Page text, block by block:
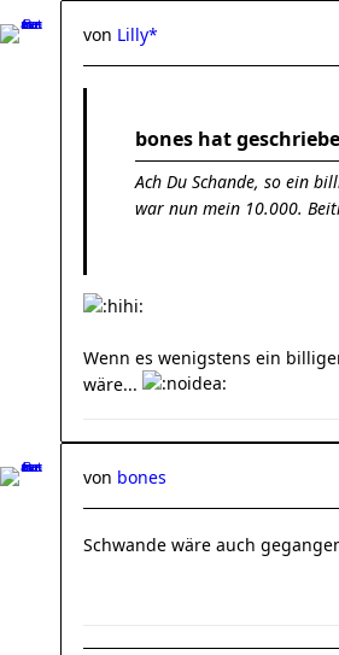
von Lilly*
bones hat
Ach Du Schande, so ein
war nun mein 10.000.
Wenn es wenigstens ein
wäre...
von bones
Schwande wäre auch